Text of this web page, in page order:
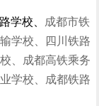
学校、 成都市铁
学校、四川铁路
、成都高铁乘务
学校、成都铁路